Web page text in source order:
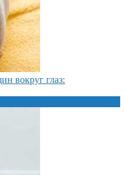
вокруг глаз: